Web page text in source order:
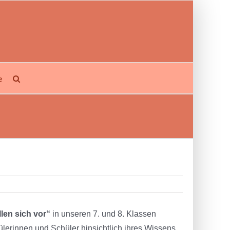
sich vor“ in unseren 7. und 8. Klassen
und Schüler hinsichtlich ihres Wissens